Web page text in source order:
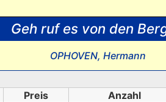
Geh ruf es von den
OPHOVEN, Hermann
Preis
Anzahl